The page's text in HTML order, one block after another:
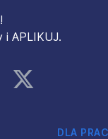
i APLIKUJ.
Instagram
DLA